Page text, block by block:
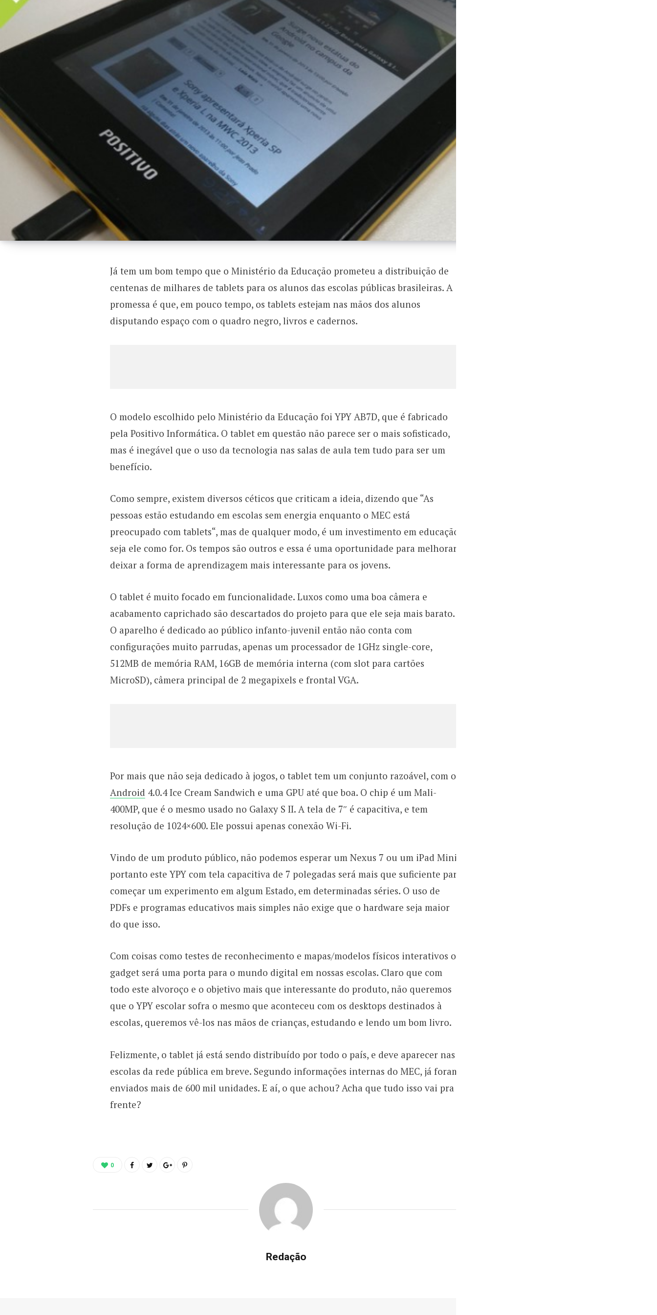
Já tem um bom tempo que o Ministério da Educação prometeu a distribuição de
centenas de milhares de tablets para os alunos das escolas públicas brasileiras. A
promessa é que, em pouco tempo, os tablets estejam nas mãos dos alunos
disputando espaço com o quadro negro, livros e cadernos.
O modelo escolhido pelo Ministério da Educação foi YPY AB7D, que é fabricado
pela Positivo Informática. O tablet em questão não parece ser o mais sofisticado,
mas é inegável que o uso da tecnologia nas salas de aula tem tudo para ser um
benefício.
Como sempre, existem diversos céticos que criticam a ideia, dizendo que “As
pessoas estão estudando em escolas sem energia enquanto o MEC está
preocupado com tablets“, mas de qualquer modo, é um investimento em educação,
seja ele como for. Os tempos são outros e essa é uma oportunidade para melhorar,
deixar a forma de aprendizagem mais interessante para os jovens.
O tablet é muito focado em funcionalidade. Luxos como uma boa câmera e
acabamento caprichado são descartados do projeto para que ele seja mais barato.
O aparelho é dedicado ao público infanto-juvenil então não conta com
configurações muito parrudas, apenas um processador de 1GHz single-core,
512MB de memória RAM, 16GB de memória interna (com slot para cartões
MicroSD), câmera principal de 2 megapixels e frontal VGA.
Por mais que não seja dedicado à jogos, o tablet tem um conjunto razoável, com o
Android 4.0.4 Ice Cream Sandwich e uma GPU até que boa. O chip é um Mali-
400MP, que é o mesmo usado no Galaxy S II. A tela de 7″ é capacitiva, e tem
resolução de 1024×600. Ele possui apenas conexão Wi-Fi.
Vindo de um produto público, não podemos esperar um Nexus 7 ou um iPad Mini,
portanto este YPY com tela capacitiva de 7 polegadas será mais que suficiente para
começar um experimento em algum Estado, em determinadas séries. O uso de
PDFs e programas educativos mais simples não exige que o hardware seja maior
do que isso.
Com coisas como testes de reconhecimento e mapas/modelos físicos interativos o
gadget será uma porta para o mundo digital em nossas escolas. Claro que com
todo este alvoroço e o objetivo mais que interessante do produto, não queremos
que o YPY escolar sofra o mesmo que aconteceu com os desktops destinados à
escolas, queremos vê-los nas mãos de crianças, estudando e lendo um bom livro.
Felizmente, o tablet já está sendo distribuído por todo o país, e deve aparecer nas
escolas da rede pública em breve. Segundo informações internas do MEC, já foram
enviados mais de 600 mil unidades. E aí, o que achou? Acha que tudo isso vai pra
frente?
0
Redação